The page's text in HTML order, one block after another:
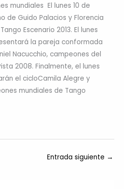
mundiales El lunes 10 de
de Guido Palacios y Florencia
Escenario 2013. El lunes
la pareja conformada
Nacucchio, campeones del
2008. Finalmente, el lunes
el cicloCamila Alegre y
mundiales de Tango
Entrada siguiente →